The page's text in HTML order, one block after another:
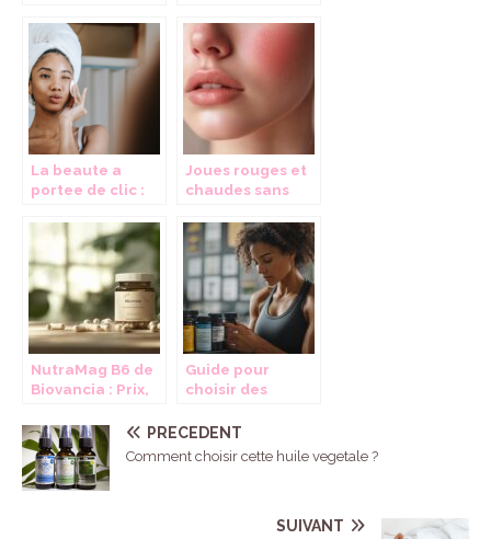
destinations
prisees du blog
beaute
symptomes,
causes et
traitements
La beaute a
portee de clic :
blogs
incontournables
Joues rouges et
chaudes sans
Diagnostic et
traitements
selon les experts
NutraMag B6 de
Biovancia : Prix,
retours
d’expérience
clients
Guide pour
choisir des
sportifs adaptés
à la sèche
PRÉCÉDENT
Comment choisir cette huile vegetale ?
SUIVANT